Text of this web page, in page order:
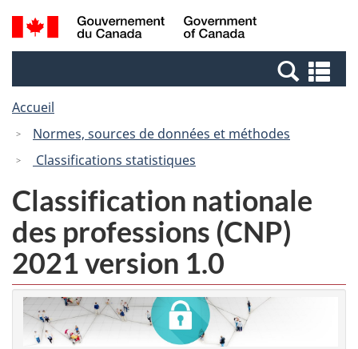
Passer
au
Passer
à
Canada
Recherche
et
et
Accueil
Normes, sources de données et méthodes
Classifications statistiques
Classification nationale
des professions (CNP)
2021 version 1.0